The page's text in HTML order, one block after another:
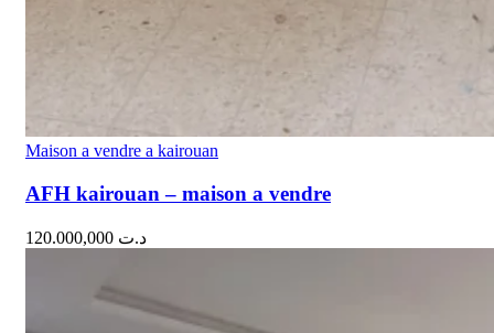
Maison a vendre a kairouan
AFH kairouan – maison a vendre
د.ت